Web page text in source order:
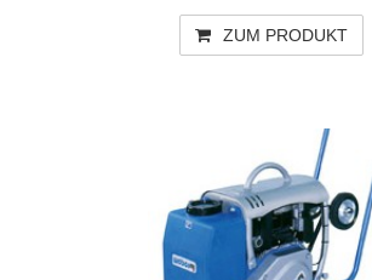
ZUM PRODUKT